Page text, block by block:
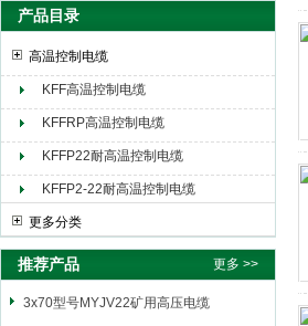
产品目录
高温控制电缆
KFF高温控制电缆
KFFRP高温控制电缆
KFFP22耐高温控制电缆
KFFP2-22耐高温控制电缆
更多分类
推荐产品 更多 >>
3x70型号MYJV22矿用高压电缆